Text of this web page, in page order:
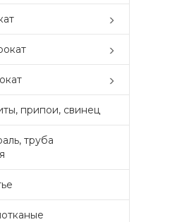
припои, свинец
труба